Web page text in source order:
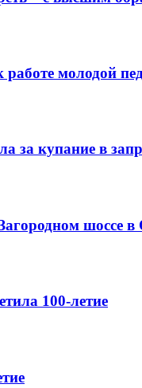
молодой
за купание в
шоссе в
100-летие